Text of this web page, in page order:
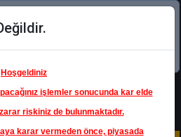
indirin!
Hoşgeldiniz
işlemler sonucunda kar elde
riskiniz de bulunmaktadır.
karar vermeden önce, piyasada